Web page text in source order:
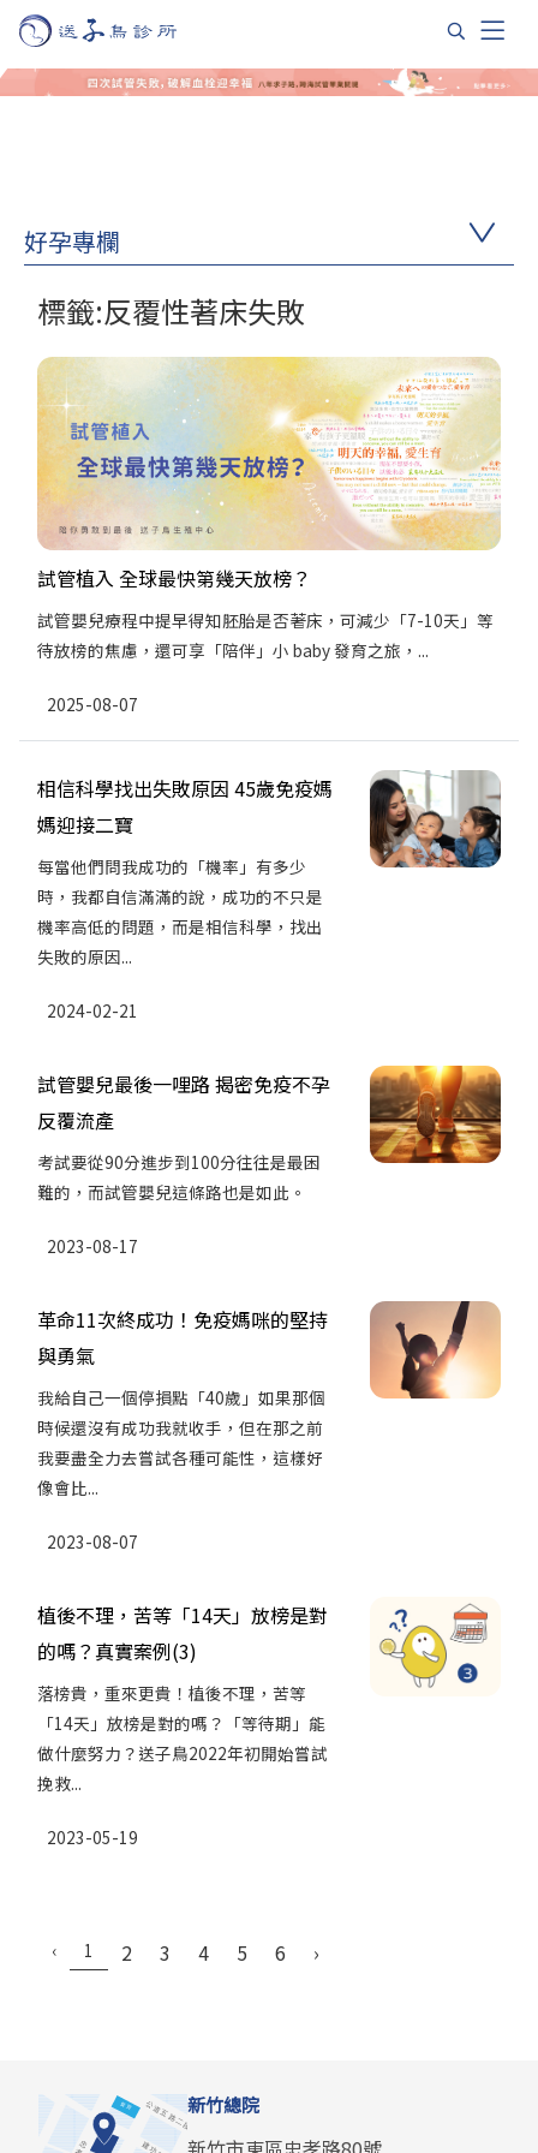
好孕專欄
標籤:反覆性著床失敗
試管植入 全球最快第幾天放榜？
試管嬰兒療程中提早得知胚胎是否著床，可減少「7-10天」等
待放榜的焦慮，還可享「陪伴」小 baby 發育之旅，...
2025-08-07
相信科學找出失敗原因 45歲免疫媽
媽迎接二寶
每當他們問我成功的「機率」有多少
時，我都自信滿滿的說，成功的不只是
機率高低的問題，而是相信科學，找出
失敗的原因...
2024-02-21
試管嬰兒最後一哩路 揭密免疫不孕
反覆流產
考試要從90分進步到100分往往是最困
難的，而試管嬰兒這條路也是如此。
2023-08-17
革命11次終成功！免疫媽咪的堅持
與勇氣
我給自己一個停損點「40歲」如果那個
時候還沒有成功我就收手，但在那之前
我要盡全力去嘗試各種可能性，這樣好
像會比...
2023-08-07
植後不理，苦等「14天」放榜是對
的嗎？真實案例(3)
落榜貴，重來更貴！植後不理，苦等
「14天」放榜是對的嗎？「等待期」能
做什麼努力？送子鳥2022年初開始嘗試
挽救...
2023-05-19
‹ 1 2 3 4 5 6 ›
新竹總院